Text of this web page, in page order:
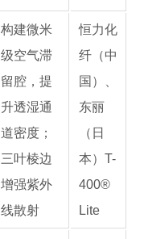
构建微米
级空气滞
留腔，提
升透湿通
道密度；
三叶棱边
增强紫外
线散射
恒力化
纤（中
国）、
东丽
（日
本）T-
400®
Lite